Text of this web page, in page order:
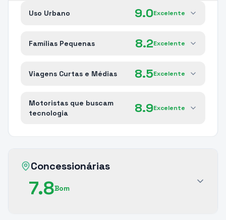
Uso Urbano 9.0Excelente
Famílias Pequenas 8.2Excelente
Viagens Curtas e Médias 8.5Excelente
Motoristas que buscam
tecnologia
8.9Excelente
Concessionárias
7.8Bom